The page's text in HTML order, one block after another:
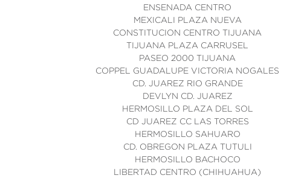
ENSENADA CENTRO
MEXICALI PLAZA NUEVA
CONSTITUCION CENTRO TIJUANA
TIJUANA PLAZA CARRUSEL
PASEO 2000 TIJUANA
COPPEL GUADALUPE VICTORIA NOGALES
CD. JUAREZ RIO GRANDE
DEVLYN CD. JUAREZ
HERMOSILLO PLAZA DEL SOL
CD JUAREZ CC LAS TORRES
HERMOSILLO SAHUARO
CD. OBREGON PLAZA TUTULI
HERMOSILLO BACHOCO
LIBERTAD CENTRO (CHIHUAHUA)